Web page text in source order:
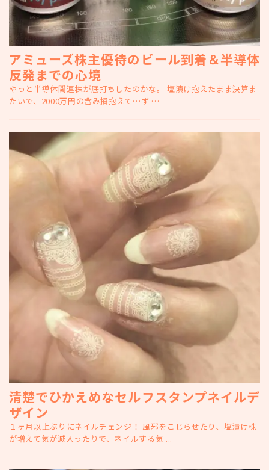
アミューズ株主優待のビール到着＆半導体
反発までの心境
やっと半導体関連株が底打ちしたのかな。 塩漬け抱えたまま決算ま
たいで、2000万円の含み損抱えて…ず …
清楚でひかえめなセルフスタンプネイルデ
ザイン
１ヶ月以上ぶりにネイルチェンジ！ 風邪をこじらせたり、塩漬け株
が増えて気が滅入ったりで、ネイルする気 ...